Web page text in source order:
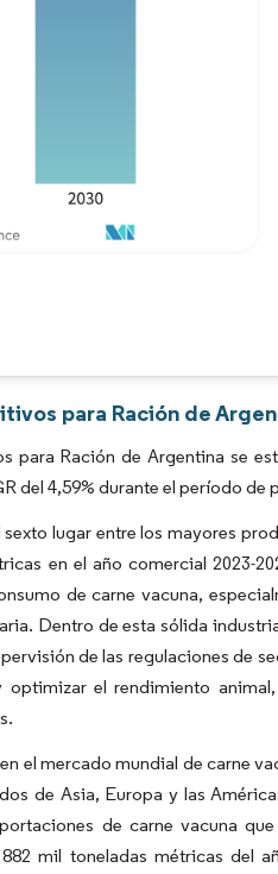
para Ración de
Ración de Argentina se
del 4,59% durante el período de
sexto lugar entre los mayores
en el año comercial 2023-
de carne vacuna,
Dentro de esta sólida
de las regulaciones de
el rendimiento
el mercado mundial de carne
de Asia, Europa y las
de carne vacuna
mil toneladas métricas del